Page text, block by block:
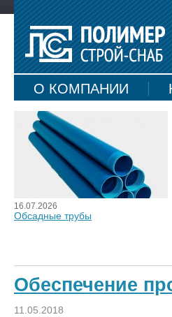
О КОМПАНИИ
КАРТА САЙТА
16.07.2026
Обсадные трубы
Обеспечение
11.05.2018